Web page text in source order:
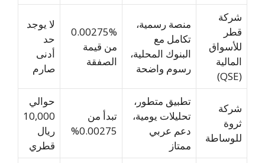
شركة
قطر
للأسواق
المالية
(QSE)
منصة رسمية،
تكامل مع
البنوك المحلية،
رسوم واضحة
0.00275%
من قيمة
الصفقة
لا يوجد
حد
أدنى
صارم
شركة
ثروة
للوساطة
تطبيق متطور،
تحليلات يومية،
دعم عربي
ممتاز
تبدأ من
0.00275%
حوالي
10,000
ريال
قطري